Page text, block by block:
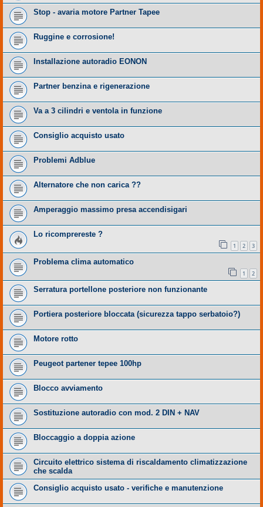
Stop - avaria motore Partner Tapee
Ruggine e corrosione!
Installazione autoradio EONON
Partner benzina e rigenerazione
Va a 3 cilindri e ventola in funzione
Consiglio acquisto usato
Problemi Adblue
Alternatore che non carica ??
Amperaggio massimo presa accendisigari
Lo ricomprereste ?
1 2 3
Problema clima automatico
1 2
Serratura portellone posteriore non funzionante
Portiera posteriore bloccata (sicurezza tappo serbatoio?)
Motore rotto
Peugeot partener tepee 100hp
Blocco avviamento
Sostituzione autoradio con mod. 2 DIN + NAV
Bloccaggio a doppia azione
Circuito elettrico sistema di riscaldamento climatizzazione
che scalda
Consiglio acquisto usato - verifiche e manutenzione